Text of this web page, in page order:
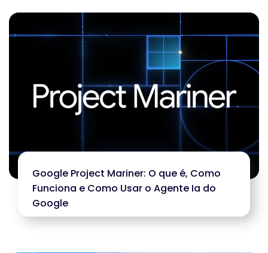
Google Project Mariner: O que é, Como
Funciona e Como Usar o Agente Ia do
Google